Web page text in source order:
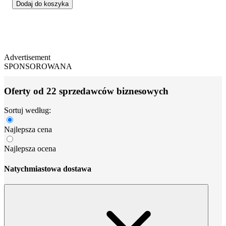
Dodaj do koszyka
Advertisement
SPONSOROWANA
Oferty od 22 sprzedawców biznesowych
Sortuj według:
Najlepsza cena
Najlepsza ocena
Natychmiastowa dostawa